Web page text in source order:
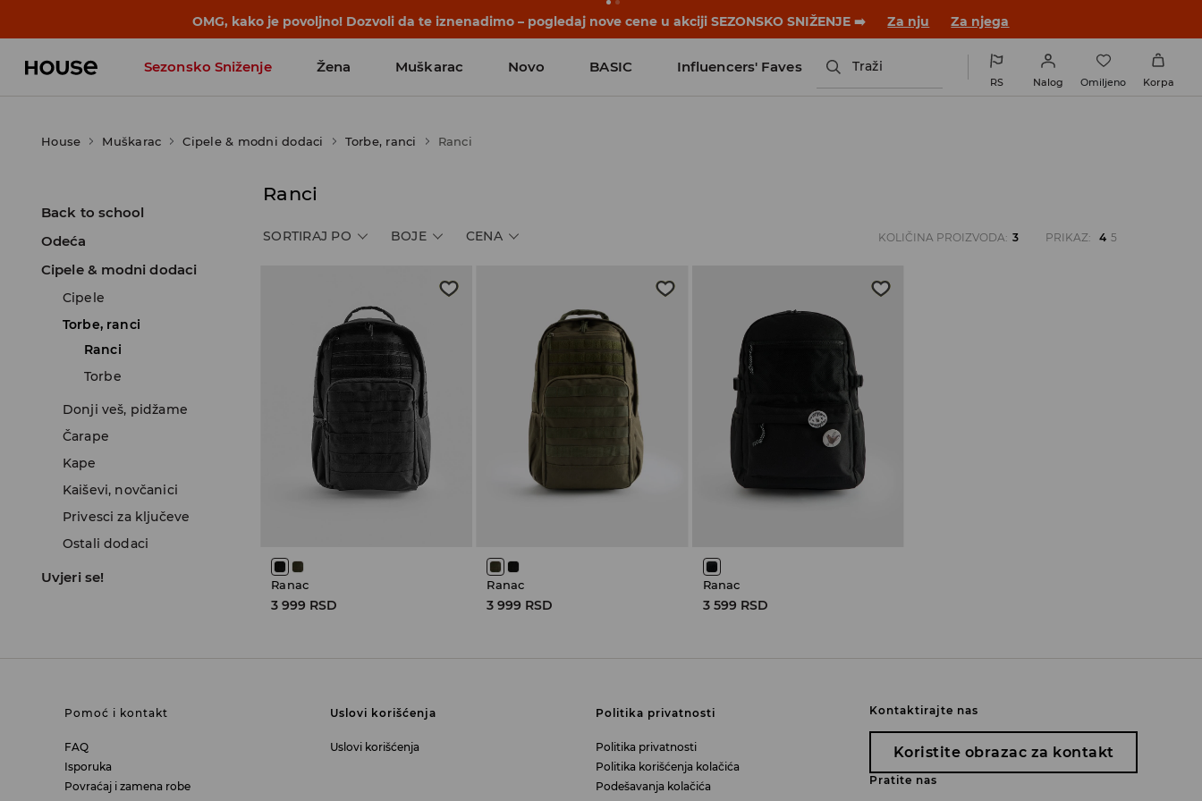
OMG, kako je povoljno! Dozvoli da te iznenadimo – pogledaj nove cene u akciji SEZONSKO SNIŽENJE ➡️ Za nju Za njega
Sezonsko Sniženje Žena Muškarac Novo BASIC Influencers' Faves Traži
RS Nalog Omiljeno Korpa
House Muškarac Cipele & modni dodaci Torbe, ranci Ranci
Back to school
Odeća
Cipele & modni dodaci
Cipele
Torbe, ranci
Ranci
Torbe
Donji veš, pidžame
Čarape
Kape
Kaiševi, novčanici
Privesci za ključeve
Ostali dodaci
Uvjeri se!
Ranci
SORTIRAJ PO BOJE CENA KOLIČINA PROIZVODA: 3 PRIKAZ: 4 5
Ranac
3 999 RSD
Ranac
3 999 RSD
Ranac
3 599 RSD
Pomoć i kontakt
FAQ
Isporuka
Povraćaj i zamena robe
Uslovi korišćenja
Uslovi korišćenja
Politika privatnosti
Politika privatnosti
Politika korišćenja kolačića
Podešavanja kolačića
Kontaktirajte nas
Koristite obrazac za kontakt
Pratite nas